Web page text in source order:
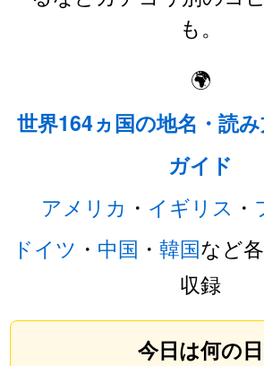
も。
🌍
世界164ヵ国の地名・読
ガイド
アメリカ ・ イギリス ・
ドイツ ・ 中国 ・ 韓国など
収録
今日は何の日